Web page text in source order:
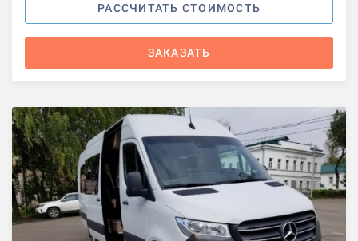
РАССЧИТАТЬ СТОИМОСТЬ
ЗАКАЗАТЬ